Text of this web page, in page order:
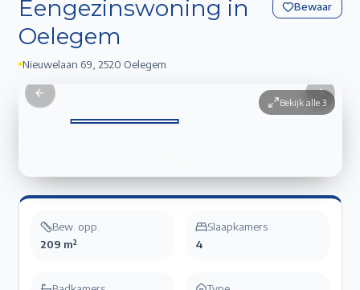
Eengezinswoning in
Oelegem
Bewaar
Nieuwelaan 69 ,2520 Oelegem
Previous slide Next
Bekijk alle 3
Bew. opp.
209 m²
Slaapkamers
4